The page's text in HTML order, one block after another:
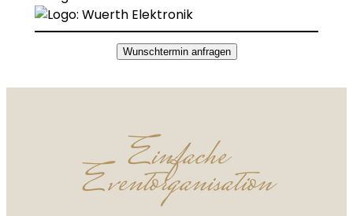
Wunschtermin anfragen
Einfache
Eventorganisation